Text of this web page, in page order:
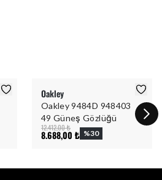
Oakley
Oakley 9484D 948403
49 Güneş Gözlüğü
12.412,00 ₺
8.688,00 ₺ %30